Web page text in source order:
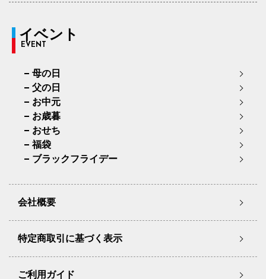
イベント
EVENT
母の日
父の日
お中元
お歳暮
おせち
福袋
ブラックフライデー
会社概要
特定商取引に基づく表示
ご利用ガイド